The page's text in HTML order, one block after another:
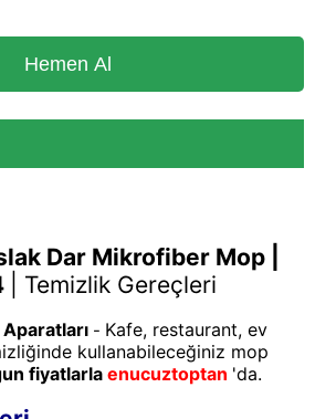
Dar Mikrofiber Mop |
Temizlik Gereçleri
- Kafe, restaurant, ev
kullanabileceğiniz mop
fiyatlarla enucuztoptan 'da.